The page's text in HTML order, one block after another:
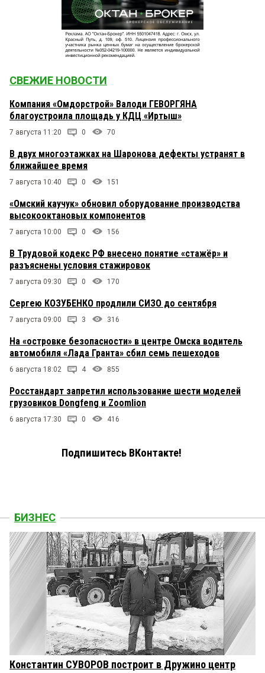
СВЕЖИЕ НОВОСТИ
Компания «Омдорстрой» Валоди ГЕВОРГЯНА
благоустроила площадь у КДЦ «Иртыш»
7 августа 11:20 0 70
В двух многоэтажках на Шаронова дефекты устранят в
ближайшее время
7 августа 10:40 0 151
«Омский каучук» обновил оборудование производства
высокооктановых компонентов
7 августа 10:00 0 156
В Трудовой кодекс РФ внесено понятие «стажёр» и
разъяснены условия стажировок
7 августа 09:30 0 170
Сергею КОЗУБЕНКО продлили СИЗО до сентября
7 августа 09:00 3 316
На «островке безопасности» в центре Омска водитель
автомобиля «Лада Гранта» сбил семь пешеходов
6 августа 18:02 4 855
Росстандарт запретил использование шести моделей
грузовиков Dongfeng и Zoomlion
6 августа 17:30 0 416
Подпишитесь ВКонтакте!
БИЗНЕС
Константин СУВОРОВ построит в Дружино центр